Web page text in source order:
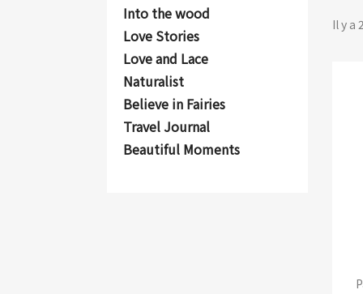
Into the wood
Love Stories
Love and Lace
Naturalist
Believe in Fairies
Travel Journal
Beautiful Moments
Il y a